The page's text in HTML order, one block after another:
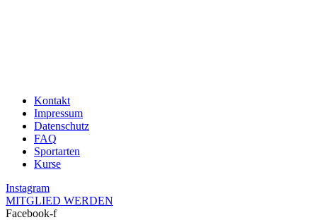
Kontakt
Impressum
Datenschutz
FAQ
Sportarten
Kurse
Instagram
MITGLIED WERDEN
Facebook-f